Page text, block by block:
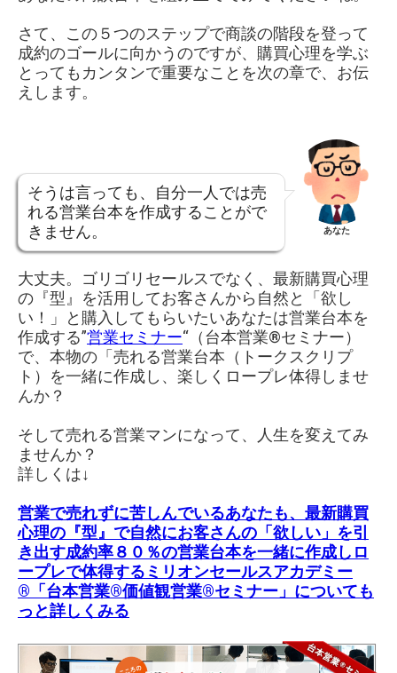
さて、この５つのステップで商談の階段を登って
成約のゴールに向かうのですが、購買心理を学ぶ
とってもカンタンで重要なことを次の章で、お伝
えします。
そうは言っても、自分一人では売
れる営業台本を作成することがで
きません。
あなた
大丈夫。ゴリゴリセールスでなく、最新購買心理
の『型』を活用してお客さんから自然と「欲し
い！」と購入してもらいたいあなたは営業台本を
作成する”営業セミナー“（台本営業®︎セミナー）
で、本物の「売れる営業台本（トークスクリプ
ト）を一緒に作成し、楽しくロープレ体得しませ
んか？
そして売れる営業マンになって、人生を変えてみ
ませんか？
詳しくは↓
営業で売れずに苦しんでいるあなたも、最新購買
心理の『型』で自然にお客さんの「欲しい」を引
き出す成約率８０％の営業台本を一緒に作成しロ
ープレで体得する ミリオンセールスアカデミー
®「台本営業®価値観営業®︎セミナー」 についても
っと詳しくみる